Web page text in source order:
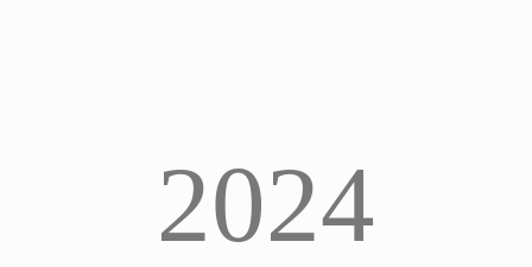
2024